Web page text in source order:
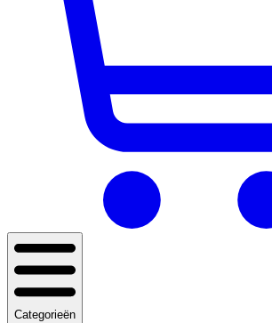
Categorieën